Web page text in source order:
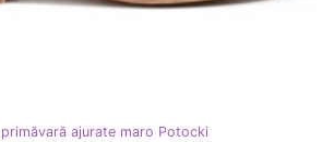
ajurate maro Potocki